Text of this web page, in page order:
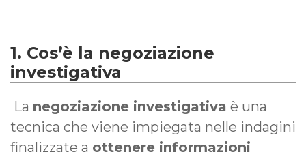
1. Cos’è la negoziazione
investigativa
La negoziazione investigativa è una
tecnica che viene impiegata nelle indagini
finalizzate a ottenere informazioni